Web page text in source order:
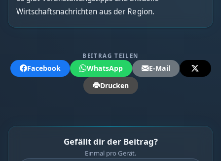
Wirtschaftsnachrichten aus der Region.
BEITRAG TEILEN
Facebook WhatsApp
E-Mail
Drucken
Gefällt dir der Beitrag?
Einmal pro Gerät.